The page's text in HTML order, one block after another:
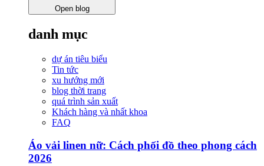
Open blog
danh mục
dự án tiêu biểu
Tin tức
xu hướng mới
blog thời trang
quá trình sản xuất
Khách hàng và nhất khoa
FAQ
Áo vải linen nữ: Cách phối đồ theo phong cách
2026